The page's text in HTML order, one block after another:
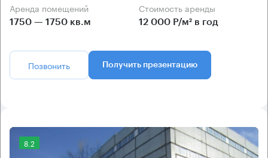
Аренда помещений
1750 — 1750 кв.м
Стоимость аренды
12 000 Р/м² в год
Позвонить Получить презентацию
8.2